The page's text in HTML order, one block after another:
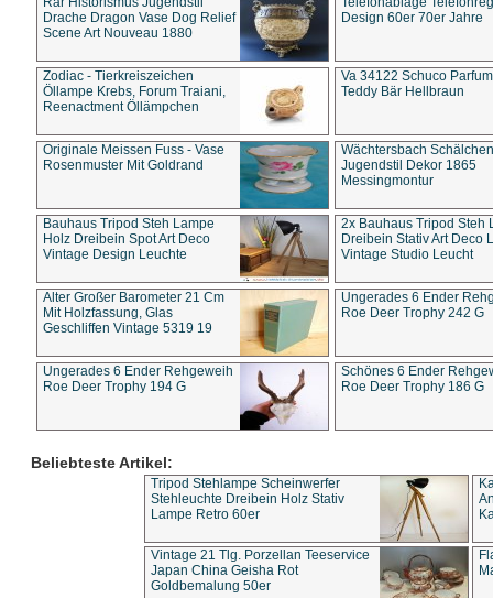
Drache Dragon Vase Dog Relief
Scene Art Nouveau 1880
Design 60er 70er Jahre
Zodiac - Tierkreiszeichen
Öllampe Krebs, Forum Traiani,
Reenactment Öllämpchen
Va 34122 Schuco
Teddy Bär Hellbraun
Originale Meissen Fuss - Vase
Rosenmuster Mit Goldrand
Wächtersbach Schälchen
Jugendstil Dekor 1865
Messingmontur
Bauhaus Tripod Steh Lampe
Holz Dreibein Spot Art Deco
Vintage Design Leuchte
2x Bauhaus Tripod Steh
Dreibein Stativ Art Deco
Vintage Studio Leucht
Alter Großer Barometer 21 Cm
Mit Holzfassung, Glas
Geschliffen Vintage 5319 19
Ungerades 6 Ender
Roe Deer Trophy 242 G
Ungerades 6 Ender Rehgeweih
Roe Deer Trophy 194 G
Schönes 6 Ender
Roe Deer Trophy 186 G
Beliebteste Artikel:
Tripod Stehlampe Scheinwerfer
Stehleuchte Dreibein Holz Stativ
Lampe Retro 60er
Vintage 21 Tlg. Porzellan Teeservice
Japan China Geisha Rot
Goldbemalung 50er